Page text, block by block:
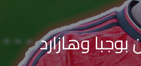
وهازارد